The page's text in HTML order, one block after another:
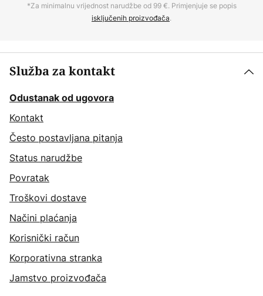
*Za minimalnu vrijednost narudžbe od 99 €. Primjenjuje se popis
isključenih proizvođača.
Služba za kontakt
Odustanak od ugovora
Kontakt
Često postavljana pitanja
Status narudžbe
Povratak
Troškovi dostave
Načini plaćanja
Korisnički račun
Korporativna stranka
Jamstvo proizvođača